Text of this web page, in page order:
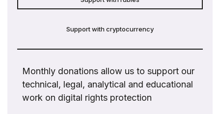
Support with cryptocurrency
Monthly donations allow us to support our
technical, legal, analytical and educational
work on digital rights protection